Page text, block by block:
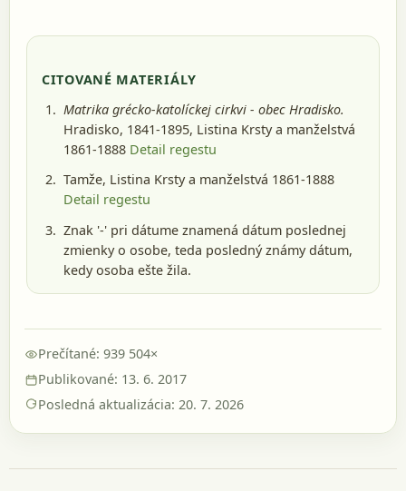
CITOVANÉ MATERIÁLY
Matrika grécko-katolíckej cirkvi - obec Hradisko.
Hradisko, 1841-1895, Listina Krsty a manželstvá
1861-1888 Detail regestu
Tamže, Listina Krsty a manželstvá 1861-1888
Detail regestu
Znak '-' pri dátume znamená dátum poslednej
zmienky o osobe, teda posledný známy dátum,
kedy osoba ešte žila.
Prečítané: 939 504×
Publikované: 13. 6. 2017
Posledná aktualizácia: 20. 7. 2026